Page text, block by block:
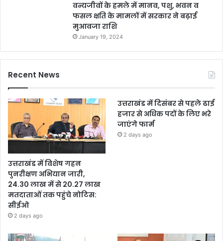
वन्यजीवों के हमले में मानव, पशु, भवन व
फसल क्षति के मामलों में सरकार ने बढ़ाई
मुआवजा राशि
January 19, 2024
Recent News
उत्तराखंड में विशेष गहन
पुनरीक्षण अभियान जारी,
24.30 लाख में से 20.27 लाख
मतदाताओं तक पहुंचे नोटिस:
सीईओ
2 days ago
उत्तराखंड में दिसंबर से पहले ढाई
हजार से अधिक पदों के लिए भरे
जाएंगे फार्म
2 days ago